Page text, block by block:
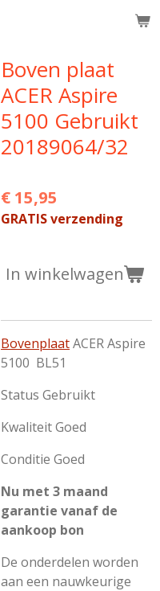
Boven plaat
ACER Aspire
5100 Gebruikt
20189064/32
€ 15,95
GRATIS verzending
In winkelwagen
BovenplaatACER Aspire
5100 BL51
Status Gebruikt
Kwaliteit Goed
Conditie Goed
Nu met 3 maand
garantie vanaf de
aankoop bon
De onderdelen worden
aan een nauwkeurige